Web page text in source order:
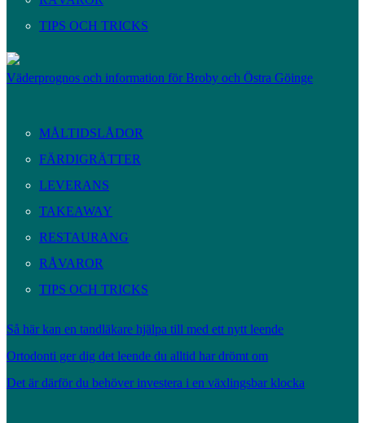
TIPS OCH TRICKS
Väderprognos och information för Broby och Östra Göinge
MÅLTIDSLÅDOR
FÄRDIGRÄTTER
LEVERANS
TAKEAWAY
RESTAURANG
RÅVAROR
TIPS OCH TRICKS
Så här kan en tandläkare hjälpa till med ett nytt leende
Ortodonti ger dig det leende du alltid har drömt om
Det är därför du behöver investera i en växlingsbar klocka